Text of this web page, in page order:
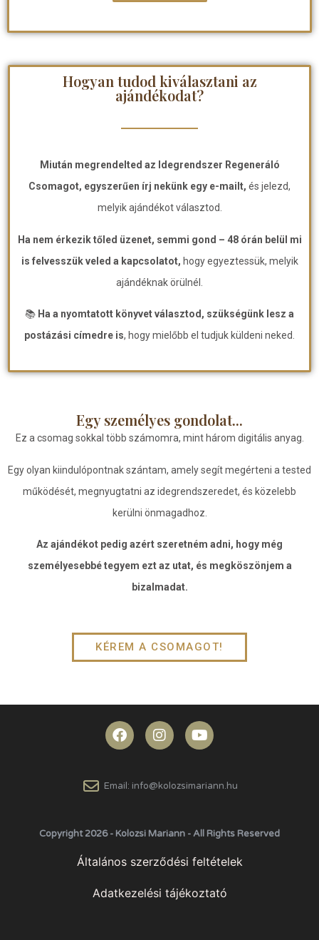
Hogyan tudod kiválasztani az
ajándékodat?
Miután megrendelted az Idegrendszer Regeneráló
Csomagot, egyszerűen írj nekünk egy e-mailt, és jelezd,
melyik ajándékot választod.
Ha nem érkezik tőled üzenet, semmi gond – 48 órán belül mi
is felvesszük veled a kapcsolatot, hogy egyeztessük, melyik
ajándéknak örülnél.
📚 Ha a nyomtatott könyvet választod, szükségünk lesz a
postázási címedre is, hogy mielőbb el tudjuk küldeni neked.
Egy személyes gondolat...
Ez a csomag sokkal több számomra, mint három digitális anyag.
Egy olyan kiindulópontnak szántam, amely segít megérteni a tested
működését, megnyugtatni az idegrendszeredet, és közelebb
kerülni önmagadhoz.
Az ajándékot pedig azért szeretném adni, hogy még
személyesebbé tegyem ezt az utat, és megköszönjem a
bizalmadat.
KÉREM A CSOMAGOT!
Email: info@kolozsimariann.hu
Copyright 2026 - Kolozsi Mariann - All Rights Reserved
Általános szerződési feltételek
Adatkezelési tájékoztató